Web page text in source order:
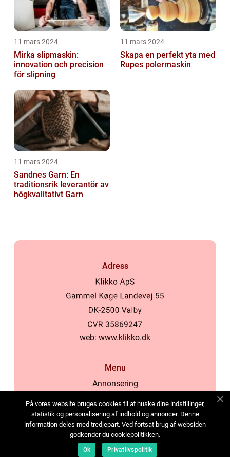
11 mars 2024
Mirka slipmaskin:
innovation och precision
för slipning
11 mars 2024
Skapa en perfekt yta med
Rupes polermaskin
11 mars 2024
Sandnes Garn: En
traditionsrik leverantör av
högkvalitativt Garn
Adress
web: www.klikko.dk
Menu
Annonsering
Cookies
Kontakta oss
Sitemap
På vores website bruges cookies til at huske dine indstillinger,
statistik og personalisering af indhold og annoncer. Denne
information deles med tredjepart. Ved fortsat brug af websiden
godkender du cookiepolitikken.
Ok Privatlivspolitik